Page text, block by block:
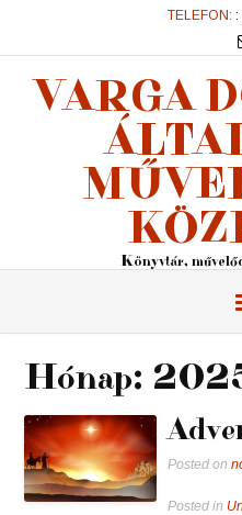
TELEFON: :
VARGA
Könyvtár,
Hónap:
Posted on
Posted in